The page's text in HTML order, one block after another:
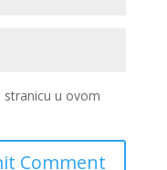
stranicu u ovom